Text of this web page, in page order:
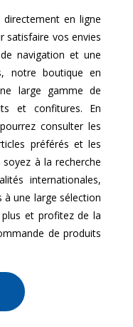
en ligne
satisfaire vos envies
navigation et une
notre boutique en
large gamme de
et confitures. En
consulter les
préférés et les
à la recherche
internationales,
à une large sélection
plus et profitez de la
de produits